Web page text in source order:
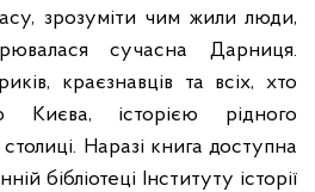
зрозуміти чим жили люди,
сучасна Дарниця.
краєзнавців та всіх, хто
Києва, історією рідного
Наразі книга доступна
бібліотеці Інституту історії